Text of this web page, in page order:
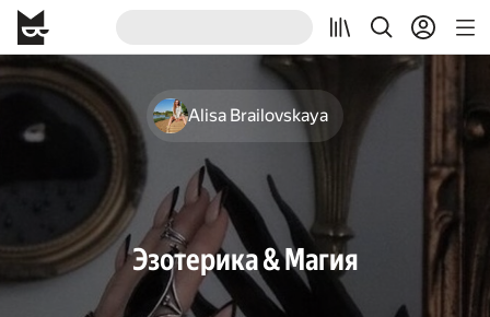
Alisa Brailovskaya
Эзотерика & Магия